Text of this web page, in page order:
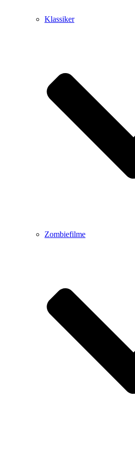
Klassiker
Zombiefilme